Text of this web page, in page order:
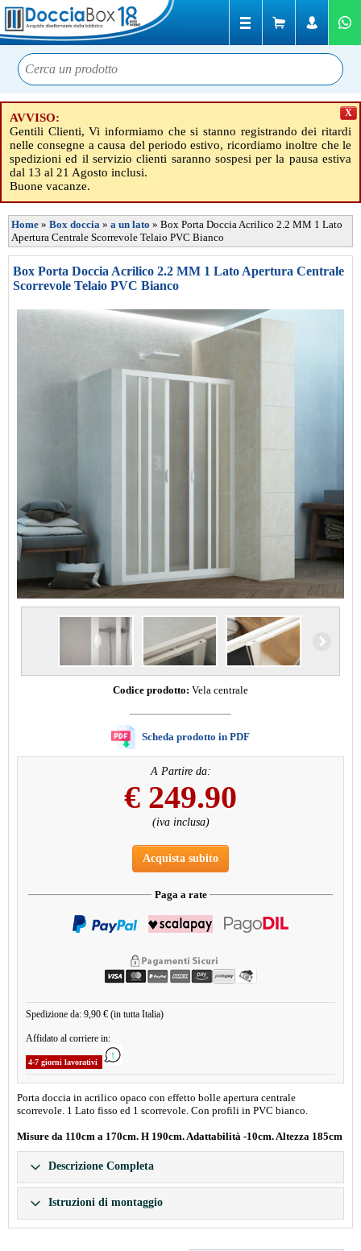
AVVISO:
Gentili Clienti, Vi informiamo che si stanno registrando dei ritardi
nelle consegne a causa del periodo estivo, ricordiamo inoltre che le
spedizioni ed il servizio clienti saranno sospesi per la pausa estiva
dal 13 al 21 Agosto inclusi.
Buone vacanze.
X
Home » Box doccia » a un lato » Box Porta Doccia Acrilico 2.2 MM 1 Lato
Apertura Centrale Scorrevole Telaio PVC Bianco
Box Porta Doccia Acrilico 2.2 MM 1 Lato Apertura Centrale
Scorrevole Telaio PVC Bianco
Codice prodotto: Vela centrale
Scheda prodotto in PDF
A Partire da:
€ 249.90
(iva inclusa)
Acquista subito
Paga a rate
Spedizione da: 9,90 € (in tutta Italia)
Affidato al corriere in:
4-7 giorni lavorativi
Porta doccia in acrilico opaco con effetto bolle apertura centrale
scorrevole. 1 Lato fisso ed 1 scorrevole. Con profili in PVC bianco.
Misure da 110cm a 170cm. H 190cm. Adattabilità -10cm. Altezza 185cm
Descrizione Completa
Istruzioni di montaggio